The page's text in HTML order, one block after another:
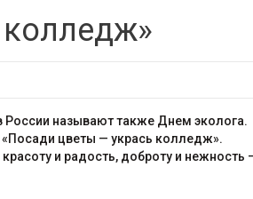
называют также Днем эколога.
цветы — укрась колледж».
и радость, доброту и нежность